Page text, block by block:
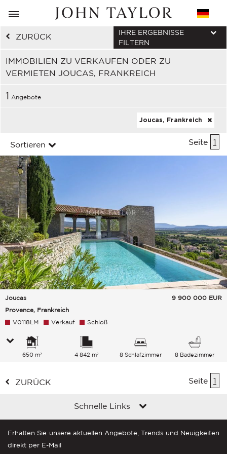
ZURÜCK
IMMOBILIEN ZU VERKAUFEN ODER ZU
VERMIETEN JOUCAS, FRANKREICH
IHRE ERGEBNISSE
FILTERN
1 Angebote
Joucas, Frankreich
Sortieren Seite 1
Joucas
Provence, Frankreich
9 900 000 EUR
V0118LM Verkauf Schloß
650 m² 4 842 m² 8 Schlafzimmer 8 Badezimmer
ZURÜCK Seite 1
Schnelle Links
Erhalten Sie unsere aktuellen Angebote, Trends und Neuigkeiten
direkt per E-Mail